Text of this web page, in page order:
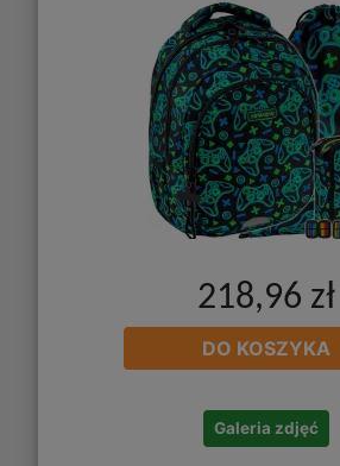
218,96 zł
DO KOSZYKA
Galeria zdjęć